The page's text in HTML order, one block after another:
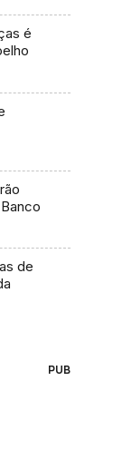
é
de
PUB